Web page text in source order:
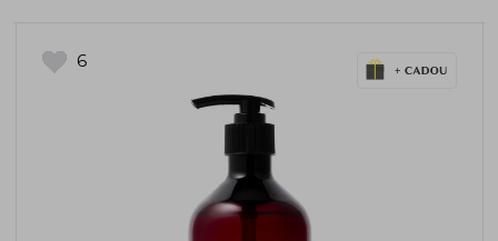
6